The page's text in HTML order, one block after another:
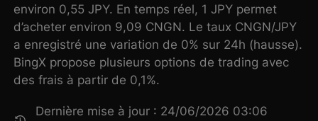
environ 0,55 JPY. En temps réel, 1 JPY permet
d’acheter environ 9,09 CNGN. Le taux CNGN/JPY
a enregistré une variation de 0% sur 24h (hausse).
BingX propose plusieurs options de trading avec
des frais à partir de 0,1%.
Dernière mise à jour : 24/06/2026 03:06